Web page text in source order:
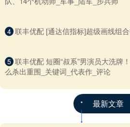
4 联丰优配 [通达信指标]超级画线组
5 联丰优配 短圈“叔系”男演员大洗牌
么杀出重围_关键词_代表作_评论
最新文章